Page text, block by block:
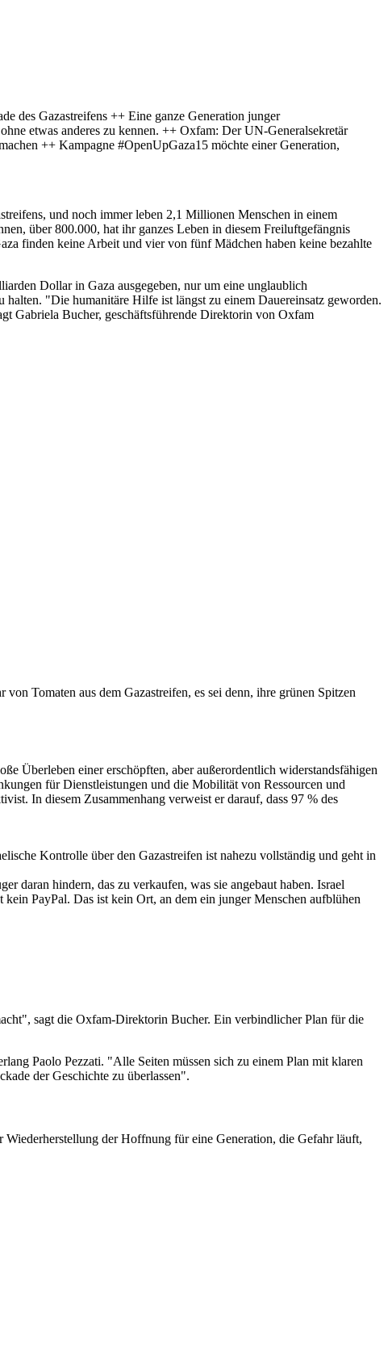
des Gazastreifens ++ Eine ganze Generation junger
etwas anderes zu kennen. ++ Oxfam: Der UN-Generalsekretär
++ Kampagne #OpenUpGaza15 möchte einer Generation,
und noch immer leben 2,1 Millionen Menschen in einem
über 800.000, hat ihr ganzes Leben in diesem Freiluftgefängnis
finden keine Arbeit und vier von fünf Mädchen haben keine bezahlte
Dollar in Gaza ausgegeben, nur um eine unglaublich
"Die humanitäre Hilfe ist längst zu einem Dauereinsatz geworden.
Gabriela Bucher, geschäftsführende Direktorin von Oxfam
Tomaten aus dem Gazastreifen, es sei denn, ihre grünen Spitzen
Überleben einer erschöpften, aber außerordentlich widerstandsfähigen
für Dienstleistungen und die Mobilität von Ressourcen und
In diesem Zusammenhang verweist er darauf, dass 97 % des
Kontrolle über den Gazastreifen ist nahezu vollständig und geht in
daran hindern, das zu verkaufen, was sie angebaut haben. Israel
PayPal. Das ist kein Ort, an dem ein junger Menschen aufblühen
sagt die Oxfam-Direktorin Bucher. Ein verbindlicher Plan für die
Paolo Pezzati. "Alle Seiten müssen sich zu einem Plan mit klaren
der Geschichte zu überlassen".
Wiederherstellung der Hoffnung für eine Generation, die Gefahr läuft,